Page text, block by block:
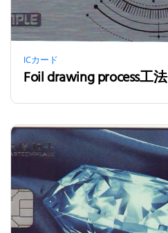
ICカード
Foil drawing process工法